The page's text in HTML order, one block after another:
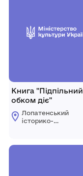
Книга "Підпільний
обком діє"
Лопатенський
історико-